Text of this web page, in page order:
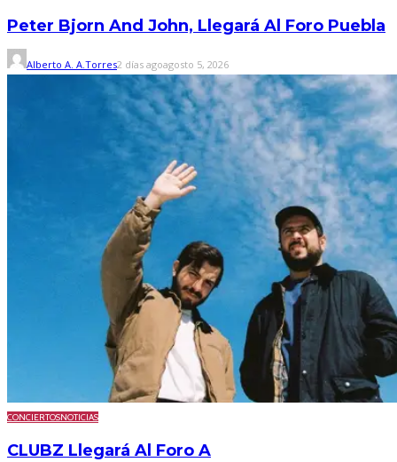
Peter Bjorn And John, Llegará Al Foro Puebla
Alberto A. A.Torres2 días agoagosto 5, 2026
CONCIERTOSNOTICIAS
CLUBZ Llegará Al Foro A